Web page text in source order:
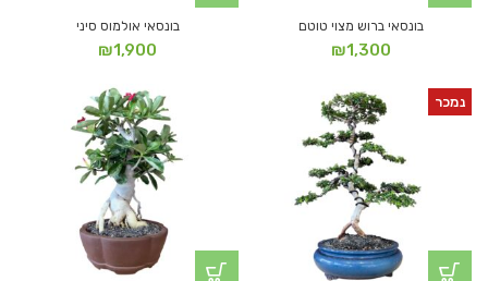
בונסאי ברוש מצוי טוטם
₪1,300
בונסאי אולמוס סיני
₪1,900
נמכר